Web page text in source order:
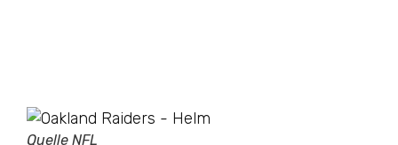
Quelle NFL